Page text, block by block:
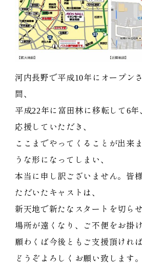
河内長野で平成10年にオープン
間、
平成22年に富田林に移転して6
応援していただき、
ここまでやってくることが出来
うな形になってしまい、
本当に申し訳ございません。皆
ただいたキャストは、
新天地で新たなスタートを切ら
場所が遠くなり、ご不便をお掛
願わくば今後ともご支援頂けれ
どうぞよろしくお願い致します。